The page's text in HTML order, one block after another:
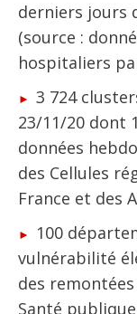
derniers jours
(source :
hospitaliers
3 724
23/11/20 dont
données
des Cellules
France et des
100
vulnérabilité
des
Santé